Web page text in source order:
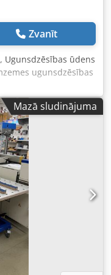
Zvanīt
, Ugunsdzēsības ūdens
ugunsdzēsības
ūdens
vienas vai
lūka DN 600 ar
ar bitumena
000 litri / 40 m³
2500 mm Svars:
S 235 JRG 2
pieslēgums
izpildījumā
ir ventilācijas
kopējais garums
segumam un
iztīrīta un mūsu
bitumena ārējo
Mazā sludinājuma